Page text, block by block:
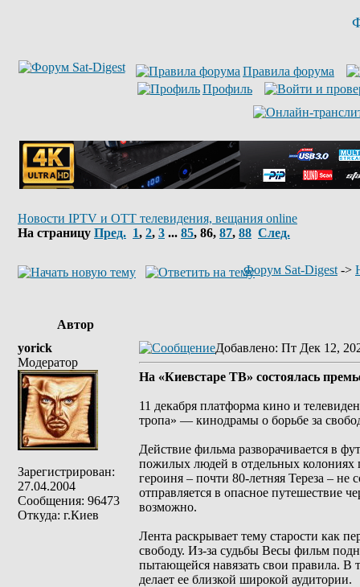
Правила форума
Профиль
Новости IPTV и OTT телевидения, вещания online
На страницу Пред. 1, 2, 3 ... 85, 86, 87, 88 След.
Форум Sat-Digest ->
Автор
yorick
Модератор
Зарегистрирован:
27.04.2004
Сообщения: 96473
Откуда: г.Киев
Добавлено: Пт Дек 12,
На «Киевстаре ТВ» состоялась
11 декабря платформа кино и
тропа» — кинодрамы о борьбе за
Действие фильма разворачивается в
пожилых людей в отдельных колониях
героиня – почти 80-летняя Тереза ​​–
отправляется в опасное путешествие
возможно.
Лента раскрывает тему старости как
свободу. Из-за судьбы Весы фильм
пытающейся навязать свои правила. В
делает ее близкой широкой аудитории.